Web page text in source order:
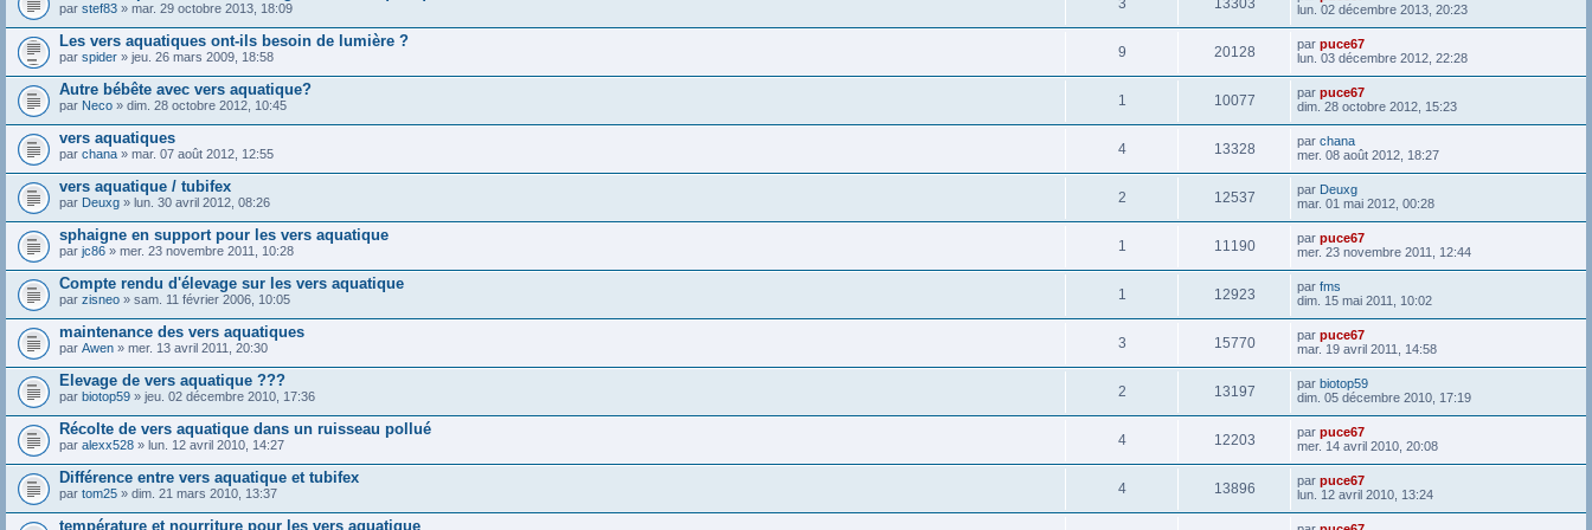
par stef83 » mar. 29 octobre 2013, 18:09
lun. 02 décembre 2013, 20:23
Les vers aquatiques ont-ils besoin de lumière ?
par spider » jeu. 26 mars 2009, 18:58 9 20128 par puce67
lun. 03 décembre 2012, 22:28
Autre bébête avec vers aquatique?
par Neco » dim. 28 octobre 2012, 10:45 1 10077 par puce67
dim. 28 octobre 2012, 15:23
vers aquatiques
par chana » mar. 07 août 2012, 12:55 4 13328 par chana
mer. 08 août 2012, 18:27
vers aquatique / tubifex
par Deuxg » lun. 30 avril 2012, 08:26 2 12537 par Deuxg
mar. 01 mai 2012, 00:28
sphaigne en support pour les vers aquatique
par jc86 » mer. 23 novembre 2011, 10:28 1 11190 par puce67
mer. 23 novembre 2011, 12:44
Compte rendu d'élevage sur les vers aquatique
par zisneo » sam. 11 février 2006, 10:05 1 12923 par fms
dim. 15 mai 2011, 10:02
maintenance des vers aquatiques
par Awen » mer. 13 avril 2011, 20:30 3 15770 par puce67
mar. 19 avril 2011, 14:58
Elevage de vers aquatique ???
par biotop59 » jeu. 02 décembre 2010, 17:36 2 13197 par biotop59
dim. 05 décembre 2010, 17:19
Récolte de vers aquatique dans un ruisseau pollué
par alexx528 » lun. 12 avril 2010, 14:27 4 12203 par puce67
mer. 14 avril 2010, 20:08
Différence entre vers aquatique et tubifex
par tom25 » dim. 21 mars 2010, 13:37 4 13896 par puce67
lun. 12 avril 2010, 13:24
température et nourriture pour les vers aquatique